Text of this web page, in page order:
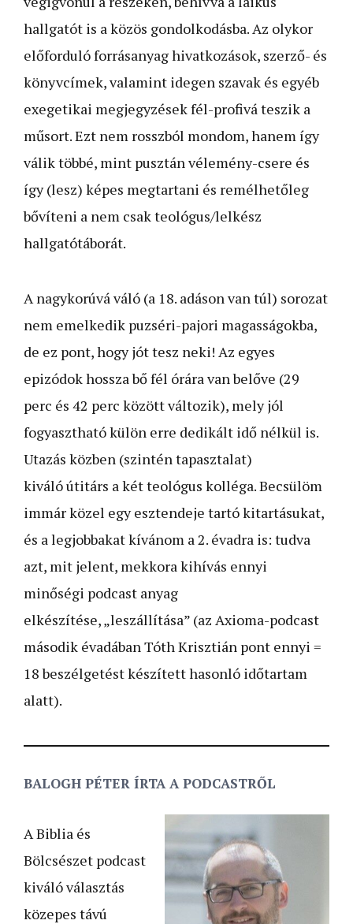
hallgatót is a közös gondolkodásba. Az olykor
előforduló forrásanyag hivatkozások, szerző- és
könyvcímek, valamint idegen szavak és egyéb
exegetikai megjegyzések fél-profivá teszik a
műsort. Ezt nem rosszból mondom, hanem így
válik többé, mint pusztán vélemény-csere és
így (lesz) képes megtartani és remélhetőleg
bővíteni a nem csak teológus/lelkész
hallgatótáborát.
A nagykorúvá váló (a 18. adáson van túl) sorozat
nem emelkedik puzséri-pajori magasságokba,
de ez pont, hogy jót tesz neki! Az egyes
epizódok hossza bő fél órára van belőve (29
perc és 42 perc között változik), mely jól
fogyasztható külön erre dedikált idő nélkül is.
Utazás közben (szintén tapasztalat)
kiváló útitárs a két teológus kolléga. Becsülöm
immár közel egy esztendeje tartó kitartásukat,
és a legjobbakat kívánom a 2. évadra is: tudva
azt, mit jelent, mekkora kihívás ennyi
minőségi podcast anyag
elkészítése, „leszállítása” (az Axioma-podcast
második évadában Tóth Krisztián pont ennyi =
18 beszélgetést készített hasonló időtartam
alatt).
BALOGH PÉTER ÍRTA A PODCASTRŐL
A Biblia és
Bölcsészet podcast
kiváló választás
közepes távú